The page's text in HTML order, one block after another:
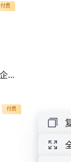
付费
杭州宏熙建材有限公司介绍企业发展分析报告
付费